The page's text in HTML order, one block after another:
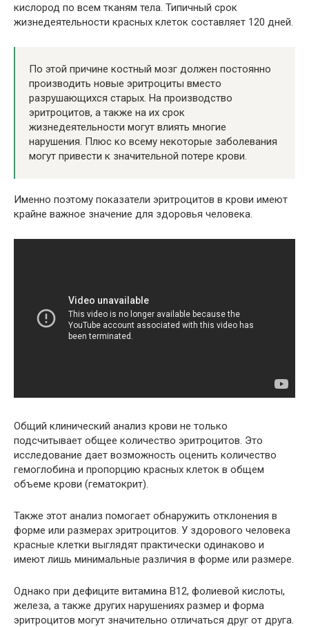
кислород по всем тканям тела. Типичный срок
жизнедеятельности красных клеток составляет 120 дней.
По этой причине костный мозг должен постоянно
производить новые эритроциты вместо
разрушающихся старых. На производство
эритроцитов, а также на их срок
жизнедеятельности могут влиять многие
нарушения. Плюс ко всему некоторые заболевания
могут привести к значительной потере крови.
Именно поэтому показатели эритроцитов в крови имеют
крайне важное значение для здоровья человека.
Общий клинический анализ крови не только
подсчитывает общее количество эритроцитов. Это
исследование дает возможность оценить количество
гемоглобина и пропорцию красных клеток в общем
объеме крови (гематокрит).
Также этот анализ помогает обнаружить отклонения в
форме или размерах эритроцитов. У здорового человека
красные клетки выглядят практически одинаково и
имеют лишь минимальные различия в форме или размере.
Однако при дефиците витамина В12, фолиевой кислоты,
железа, а также других нарушениях размер и форма
эритроцитов могут значительно отличаться друг от друга.